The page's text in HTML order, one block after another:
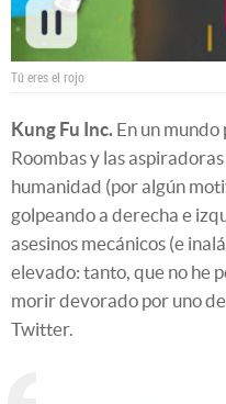
Tú eres el rojo
Kung Fu Inc. En un
Roombas y las
humanidad (por algún
golpeando a derecha e
asesinos mecánicos (e
elevado: tanto, que no he
morir devorado por uno
Twitter.